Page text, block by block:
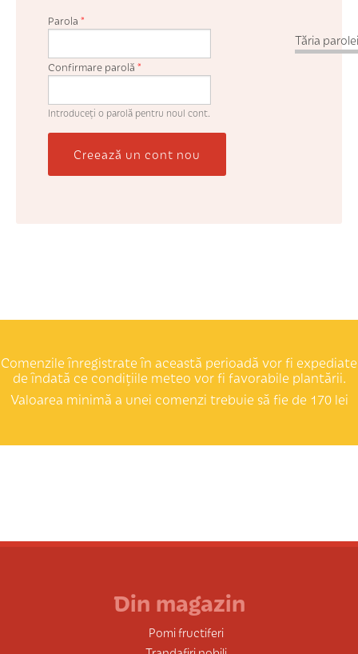
Tăria
Parola *
Confirmare parolă *
Introduceţi o parolă pentru noul cont.
Creează un cont nou
Comenzile înregistrate în această perioadă vor fi expediate
de îndată ce condițiile meteo vor fi favorabile plantării.
Valoarea minimă a unei comenzi trebuie să fie de 170 lei
Din magazin
Pomi fructiferi